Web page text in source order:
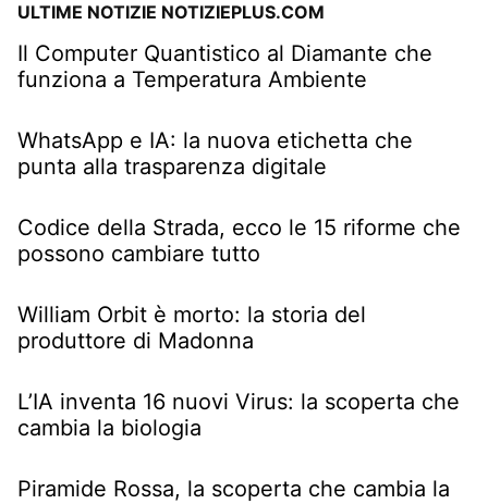
ULTIME NOTIZIE NOTIZIEPLUS.COM
Il Computer Quantistico al Diamante che
funziona a Temperatura Ambiente
WhatsApp e IA: la nuova etichetta che
punta alla trasparenza digitale
Codice della Strada, ecco le 15 riforme che
possono cambiare tutto
William Orbit è morto: la storia del
produttore di Madonna
L’IA inventa 16 nuovi Virus: la scoperta che
cambia la biologia
Piramide Rossa, la scoperta che cambia la